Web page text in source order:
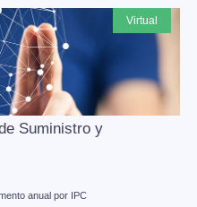
virtual
Suministro y
anual por IPC